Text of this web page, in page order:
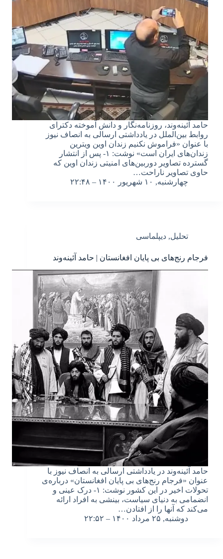
حامد آئینه‌وند، روزنامه‌نگار و دانش آموخته دکترای
روابط بین‌الملل در یادداشتی ارسالی به انصاف نیوز
با عنوان «فراموش نکنیم زندان اوین ویترین
زندان‌های ایران است» نوشت: ۱- پس از انتشار
گسترده تصاویر دوربین‌های امنیتی زندان اوین که
حاوی تصاویر ناراحت…
چهارشنبه, ۱۰ شهریور ۱۴۰۰ – ۲۲:۴۸
تحلیل, دیپلماسی
فرجام رنج‌های بی پایان افغانستان | حامد آئینه‌وند
حامد آئینه‌وند در یادداشتی ارسالی به انصاف نیوز با
عنوان «فرجام رنج‌های بی پایان افغانستان» درباره‌ی
تحولات اخیر در این کشور نوشت: ۱- درک عینی و
انضمامی به دنیای سیاست، بینشی به افراد ارائه
می‌کند که آنها را از افتادن…
دوشنبه, ۲۵ مرداد ۱۴۰۰ – ۲۲:۵۲